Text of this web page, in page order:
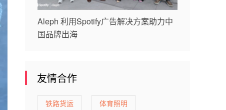
Aleph 利用Spotify广告解决方案助力中
国品牌出海
友情合作
铁路货运 体育照明